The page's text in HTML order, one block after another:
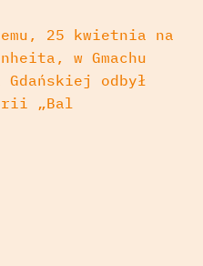
25 kwietnia na
w Gmachu
Gdańskiej odbył
„Bal